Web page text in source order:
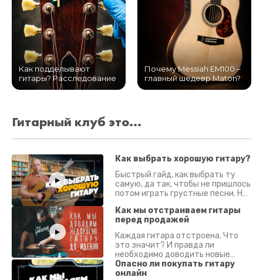
Как подделывают
гитары? Расследование
Почему Messiah EM100 –
главный шедевр Maton?
Гитарный клуб это...
Как выбрать хорошую гитару?
Быстрый гайд, как выбрать ту
самую, да так, чтобы не пришлось
потом играть грустные песни. На
Как мы отстраиваем гитары
перед продажей
Каждая гитара отстроена. Что
это значит? И правда ли
необходимо доводить новые
гитары? Если кратко - да.
Подробно - в видео :)
Опасно ли покупать гитару
онлайн